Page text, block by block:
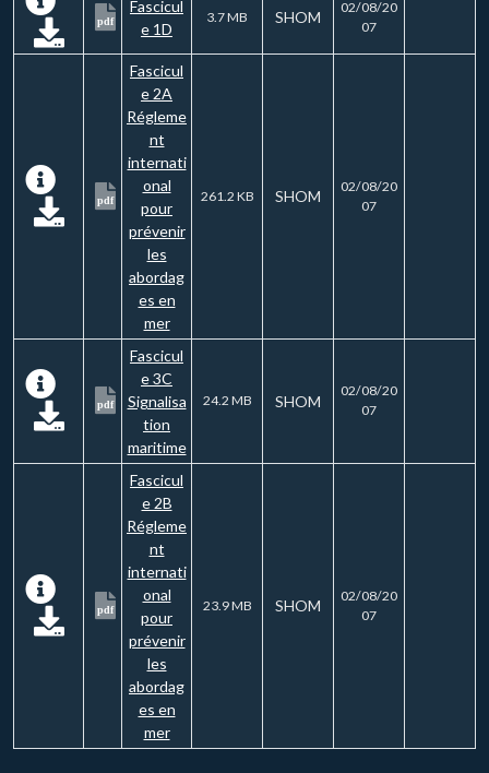
pdf
Fascicul
e 1D
3.7 MB SHOM
02/08/20
07
pdf
Fascicul
e 2A
Régleme
nt
internati
onal
pour
prévenir
les
abordag
es en
mer
261.2 KB SHOM
02/08/20
07
pdf
Fascicul
e 3C
Signalisa
tion
maritime
24.2 MB SHOM
02/08/20
07
pdf
Fascicul
e 2B
Régleme
nt
internati
onal
pour
prévenir
les
abordag
es en
mer
23.9 MB SHOM
02/08/20
07